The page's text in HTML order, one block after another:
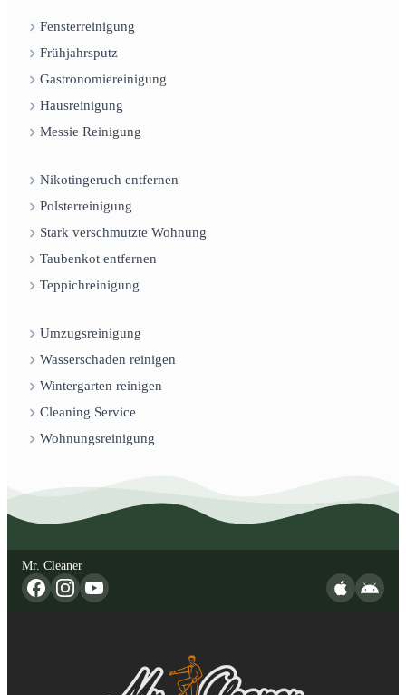
Fensterreinigung
Frühjahrsputz
Gastronomiereinigung
Hausreinigung
Messie Reinigung
Nikotingeruch entfernen
Polsterreinigung
Stark verschmutzte Wohnung
Taubenkot entfernen
Teppichreinigung
Umzugsreinigung
Wasserschaden reinigen
Wintergarten reinigen
Cleaning Service
Wohnungsreinigung
Mr. Cleaner